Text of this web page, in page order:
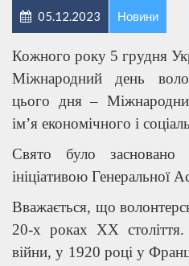
05.12.2023 Новини
Кожного року 5 грудня
Міжнародний день
цього дня –
ім’я економічного і
Свято було
ініціативою Генеральної
Вважається, що
20-х роках XX
війни, у 1920 році у